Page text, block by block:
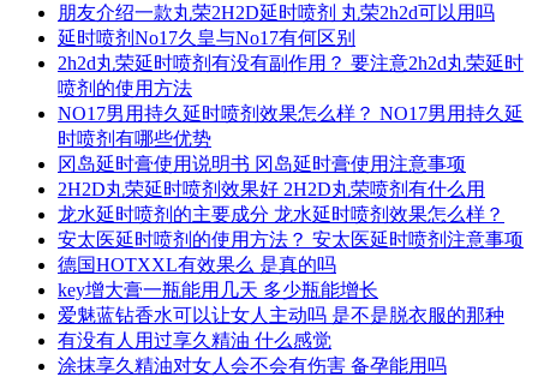
朋友介绍一款丸荣2H2D延时喷剂 丸荣2h2d可以用吗
延时喷剂No17久皇与No17有何区别
2h2d丸荣延时喷剂有没有副作用？ 要注意2h2d丸荣延时
喷剂的使用方法
NO17男用持久延时喷剂效果怎么样？ NO17男用持久延
时喷剂有哪些优势
冈岛延时膏使用说明书 冈岛延时膏使用注意事项
2H2D丸荣延时喷剂效果好 2H2D丸荣喷剂有什么用
龙水延时喷剂的主要成分 龙水延时喷剂效果怎么样？
安太医延时喷剂的使用方法？ 安太医延时喷剂注意事项
德国HOTXXL有效果么 是真的吗
key增大膏一瓶能用几天 多少瓶能增长
爱魅蓝钻香水可以让女人主动吗 是不是脱衣服的那种
有没有人用过享久精油 什么感觉
涂抹享久精油对女人会不会有伤害 备孕能用吗